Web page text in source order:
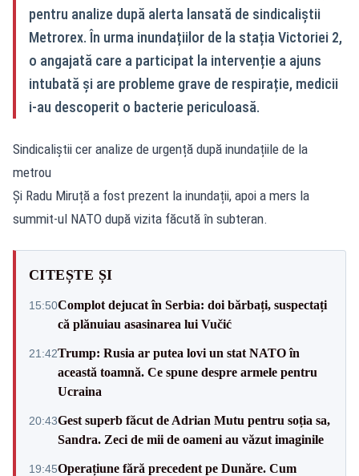
pentru analize după alerta lansată de sindicaliștii
Metrorex. În urma inundațiilor de la stația Victoriei 2,
o angajată care a participat la intervenție a ajuns
intubată și are probleme grave de respirație, medicii
i-au descoperit o bacterie periculoasă.
Sindicaliștii cer analize de urgență după inundațiile de la
metrou
Și Radu Miruță a fost prezent la inundații, apoi a mers la
summit-ul NATO după vizita făcută în subteran.
CITEȘTE ȘI
15:50Complot dejucat în Serbia: doi bărbați, suspectați
că plănuiau asasinarea lui Vučić
21:42Trump: Rusia ar putea lovi un stat NATO în
această toamnă. Ce spune despre armele pentru
Ucraina
20:43Gest superb făcut de Adrian Mutu pentru soția sa,
Sandra. Zeci de mii de oameni au văzut imaginile
19:45Operațiune fără precedent pe Dunăre. Cum